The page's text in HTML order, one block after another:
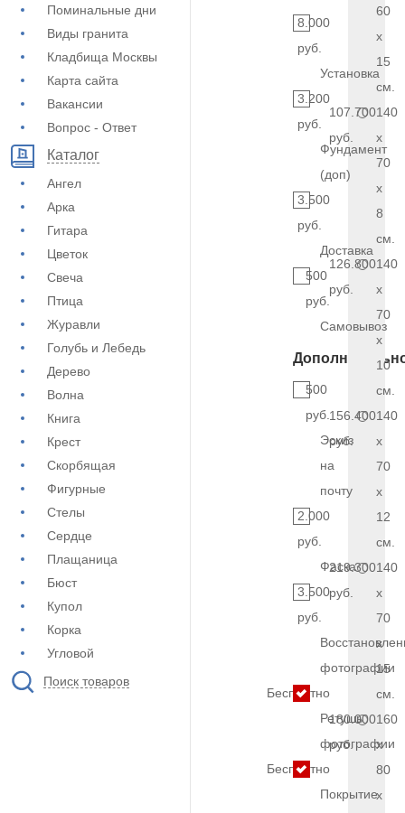
Поминальные дни
Виды гранита
Кладбища Москвы
Карта сайта
Вакансии
Вопрос - Ответ
Каталог
Ангел
Арка
Гитара
Цветок
Свеча
Птица
Журавли
Голубь и Лебедь
Дерево
Волна
Книга
Крест
Скорбящая
Фигурные
Стелы
Сердце
Плащаница
Бюст
Купол
Корка
Угловой
Поиск товаров
8.000
руб.
Установка
3.200
руб.
Фундамент
(доп)
3.500
руб.
Доставка
500
руб.
Самовывоз
500
руб.
Эскиз
на
почту
2.000
руб.
Фаска
3.500
руб.
фотографии
Бесплатно
Ретушь
фотографии
Бесплатно
Покрытие
60
x
15
см.
107.700
руб.
140
x
70
x
8
см.
126.800
руб.
140
x
70
x
10
см.
156.400
руб.
140
x
70
x
12
см.
219.300
руб.
140
x
70
x
15
см.
180.000
руб.
160
x
80
x